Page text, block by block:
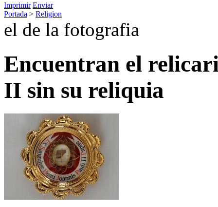
Imprimir Enviar
Portada > Religion
el de la fotografia
Encuentran el
II sin su reliquia